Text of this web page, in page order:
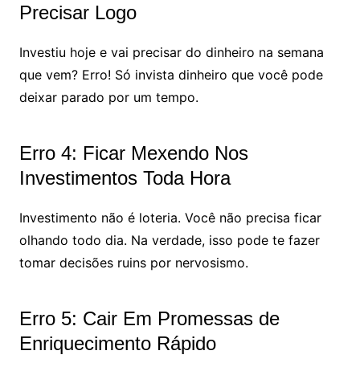
Precisar Logo
Investiu hoje e vai precisar do dinheiro na semana
que vem? Erro! Só invista dinheiro que você pode
deixar parado por um tempo.
Erro 4: Ficar Mexendo Nos
Investimentos Toda Hora
Investimento não é loteria. Você não precisa ficar
olhando todo dia. Na verdade, isso pode te fazer
tomar decisões ruins por nervosismo.
Erro 5: Cair Em Promessas de
Enriquecimento Rápido